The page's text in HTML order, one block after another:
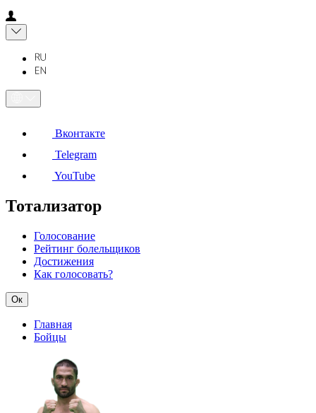
Вконтакте
Telegram
YouTube
Тотализатор
Голосование
Рейтинг болельщиков
Достижения
Как голосовать?
Ок
Главная
Бойцы